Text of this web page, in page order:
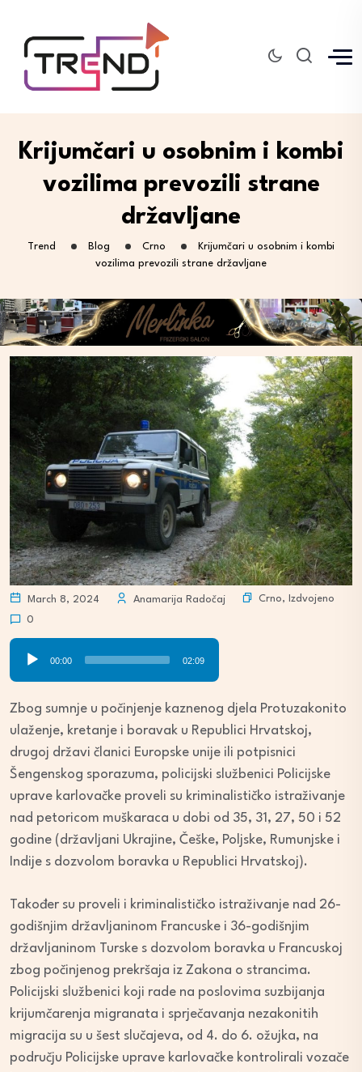
Krijumčari u osobnim i kombi
vozilima prevozili strane
državljane
Trend Blog Crno
Krijumčari u osobnim i kombi
vozilima prevozili strane državljane
March 8, 2024 Anamarija Radočaj Crno,
Izdvojeno
0
Audio
Player
00:00 02:09
Zbog sumnje u počinjenje kaznenog djela Protuzakonito
ulaženje, kretanje i boravak u Republici Hrvatskoj,
drugoj državi članici Europske unije ili potpisnici
Šengenskog sporazuma, policijski službenici Policijske
uprave karlovačke proveli su kriminalističko istraživanje
nad petoricom muškaraca u dobi od 35, 31, 27, 50 i 52
godine (državljani Ukrajine, Češke, Poljske, Rumunjske i
Indije s dozvolom boravka u Republici Hrvatskoj).
Također su proveli i kriminalističko istraživanje nad 26-
godišnjim državljaninom Francuske i 36-godišnjim
državljaninom Turske s dozvolom boravka u Francuskoj
zbog počinjenog prekršaja iz Zakona o strancima.
Policijski službenici koji rade na poslovima suzbijanja
krijumčarenja migranata i sprječavanja nezakonitih
migracija su u šest slučajeva, od 4. do 6. ožujka, na
području Policijske uprave karlovačke kontrolirali vozače